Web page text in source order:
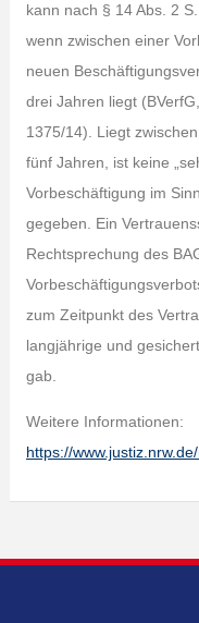
kann nach § 14 Abs. 2
wenn zwischen einer
neuen
drei Jahren liegt
1375/14). Liegt
fünf Jahren, ist keine
Vorbeschäftigung im
gegeben. Ein
Rechtsprechung des
zum Zeitpunkt des
langjährige und
gab.
Weitere Informationen:
https://